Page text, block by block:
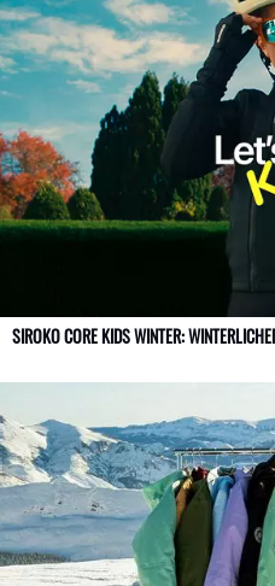
SIROKO CORE KIDS WINTER: